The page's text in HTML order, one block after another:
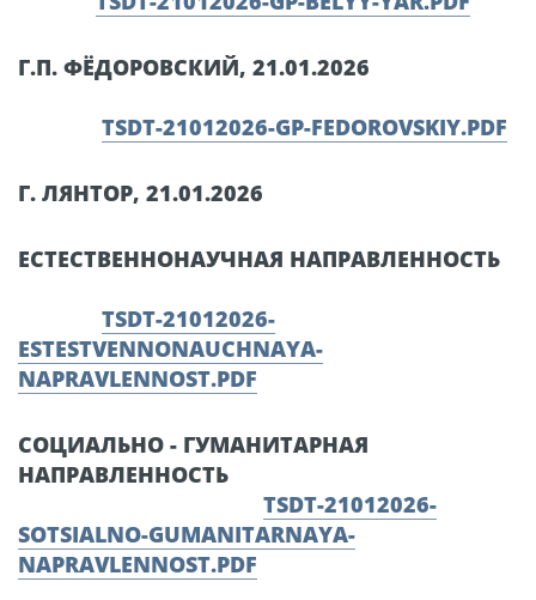
Г.П. ФЁДОРОВСКИЙ, 21.01.2026
TSDT-21012026-GP-FEDOROVSKIY.PDF
Г. ЛЯНТОР, 21.01.2026
ЕСТЕСТВЕННОНАУЧНАЯ НАПРАВЛЕННОСТЬ
TSDT-21012026-
ESTESTVENNONAUCHNAYA-
NAPRAVLENNOST.PDF
СОЦИАЛЬНО - ГУМАНИТАРНАЯ
НАПРАВЛЕННОСТЬ
TSDT-21012026-
SOTSIALNO-GUMANITARNAYA-
NAPRAVLENNOST.PDF